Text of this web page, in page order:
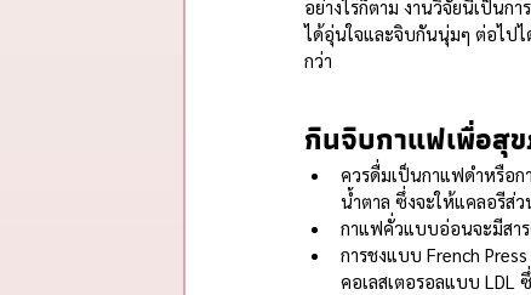
อย่างไรก็ตาม งานวิจัยนี้เป็น
ได้อุ่นใจและจิบกันนุ่มๆ ต่อไปไ
กว่า
กินจิบกาแฟเพื่อสุ
ควรดื่มเป็นกาแฟดำหรือ
น้ำตาล ซึ่งจะให้แคลอรีส่ว
กาแฟคั่วแบบอ่อนจะมีสา
การชงแบบ French
คอเลสเตอรอลแบบ LDL